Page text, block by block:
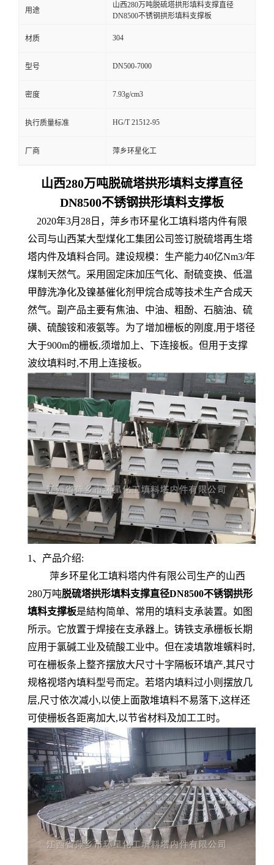
用途
山西280万吨脱硫塔拱形填料支撑直径
DN8500不锈钢拱形填料支撑板
材质 304
型号 DN500-7000
密度 7.93g/cm3
执行质量标准 HG/T 21512-95
厂商 萍乡环星化工
山西280万吨脱硫塔拱形填料支撑直径
DN8500不锈钢拱形填料支撑板
2020年3月28日，萍乡市环星化工填料塔内件有限
公司与山西某大型煤化工集团公司签订脱硫塔再生塔
塔内件及填料合同。建设规模：生产能力40亿Nm3/年
煤制天然气。采用固定床加压气化、耐硫变换、低温
甲醇洗净化及镍基催化剂甲烷合成等技术生产合成天
然气。副产品主要有焦油、中油、粗酚、石脑油、硫
磺、硫酸铵和液氨等。为了增加栅板的刚度,用于塔径
大于900m的栅板,须增加上、下连接板。但用于支撑
波纹填料时,不用上连接板。
1、产品介绍:
萍乡环星化工填料塔内件有限公司生产的山西
280万吨脱硫塔拱形填料支撑直径DN8500不锈钢拱形
填料支撑板是結构简单、常用的填料支承装置。如图
所示。它放置于焊接在支承器上。铸铁支承栅板长期
应用于氯碱工业及硫酸工业中。但在凌填散堆蠙料时,
可在栅板条上整齐摆放大尺寸十字隔板环填产,其尺寸
规格视塔內填料型号而定。若塔内填料过小则摆放几
层,尺寸依次减小,以使上面散堆填料不易落下,这样还
可使栅板各距离加大,以节省材料及加工工时。